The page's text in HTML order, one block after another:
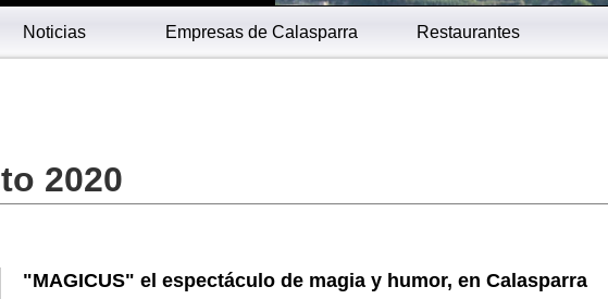
Noticias Empresas de Calasparra Restaurantes
2020
"MAGICUS" el espectáculo de magia y humor, en Calasparra